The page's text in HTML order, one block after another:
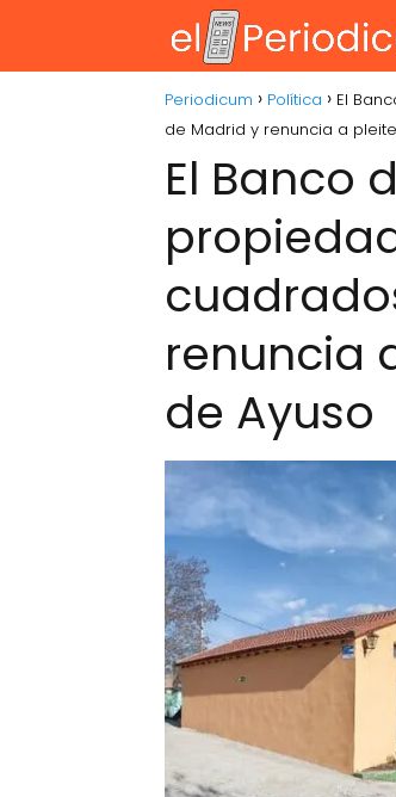
Periodicum Política
El
de Madrid y renuncia a
El Banco
renuncia
de Ayuso